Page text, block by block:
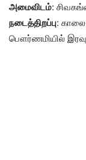
அமைவிடம்:
நடைத்திறப்பு:
பௌர்ணமியில் இரவு